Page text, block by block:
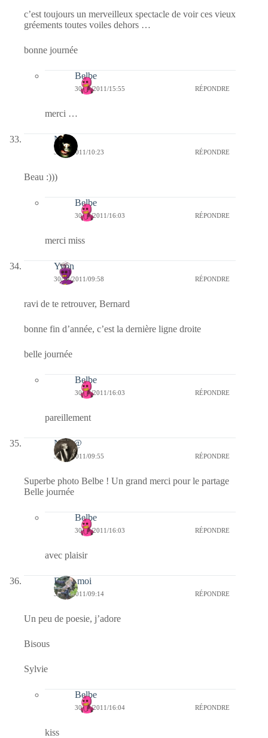
c’est toujours un merveilleux spectacle de voir ces vieux
gréements toutes voiles dehors …
bonne journée
Belbe
30/12/2011/15:55 RÉPONDRE
merci …
Nova
30/12/2011/10:23 RÉPONDRE
Beau :)))
Belbe
30/12/2011/16:03 RÉPONDRE
merci miss
Yvon
30/12/2011/09:58 RÉPONDRE
ravi de te retrouver, Bernard
bonne fin d’année, c’est la dernière ligne droite
belle journée
Belbe
30/12/2011/16:03 RÉPONDRE
pareillement
Nikit@
30/12/2011/09:55 RÉPONDRE
Superbe photo Belbe ! Un grand merci pour le partage
Belle journée
Belbe
30/12/2011/16:03 RÉPONDRE
avec plaisir
Enfin moi
30/12/2011/09:14 RÉPONDRE
Un peu de poesie, j’adore
Bisous
Sylvie
Belbe
30/12/2011/16:04 RÉPONDRE
kiss